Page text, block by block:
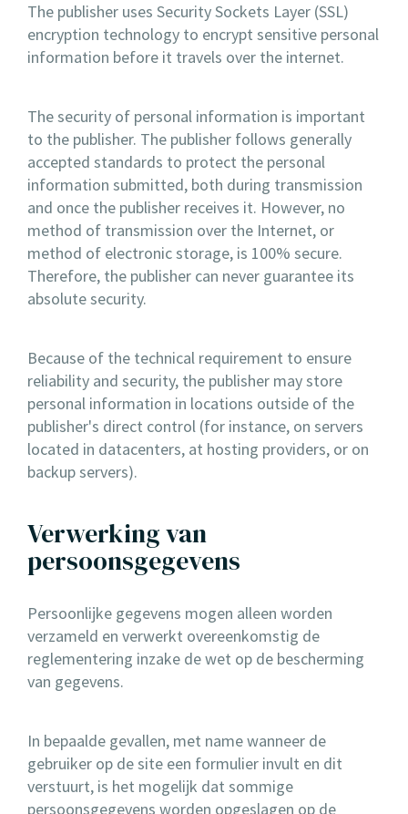
The publisher uses Security Sockets Layer (SSL)
encryption technology to encrypt sensitive personal
information before it travels over the internet.
The security of personal information is important
to the publisher. The publisher follows generally
accepted standards to protect the personal
information submitted, both during transmission
and once the publisher receives it. However, no
method of transmission over the Internet, or
method of electronic storage, is 100% secure.
Therefore, the publisher can never guarantee its
absolute security.
Because of the technical requirement to ensure
reliability and security, the publisher may store
personal information in locations outside of the
publisher's direct control (for instance, on servers
located in datacenters, at hosting providers, or on
backup servers).
Verwerking van
persoonsgegevens
Persoonlijke gegevens mogen alleen worden
verzameld en verwerkt overeenkomstig de
reglementering inzake de wet op de bescherming
van gegevens.
In bepaalde gevallen, met name wanneer de
gebruiker op de site een formulier invult en dit
verstuurt, is het mogelijk dat sommige
persoonsgegevens worden opgeslagen op de